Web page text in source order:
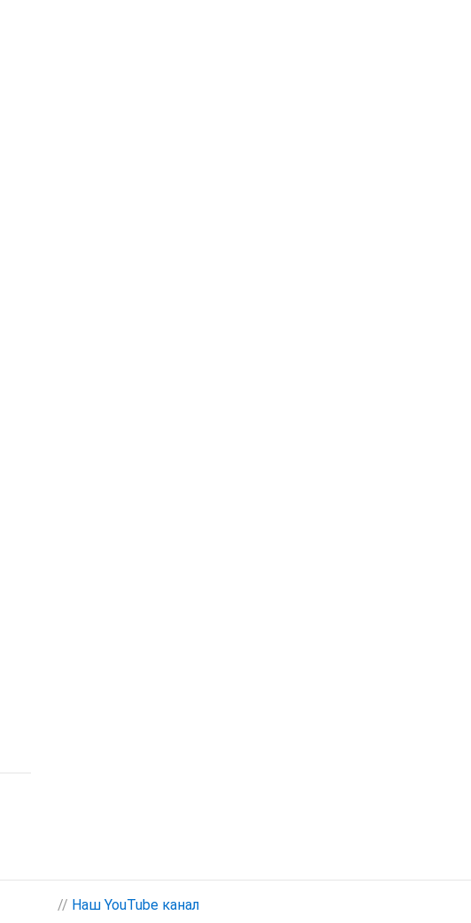
// Наш YouTube канал